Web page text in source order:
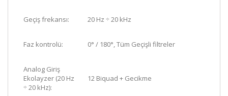
Geçiş frekansı: 20 Hz ÷ 20 kHz
Faz kontrolü: 0° / 180°, Tüm Geçişli filtreler
Analog Giriş
Ekolayzer (20 Hz
÷ 20 kHz):
12 Biquad + Gecikme